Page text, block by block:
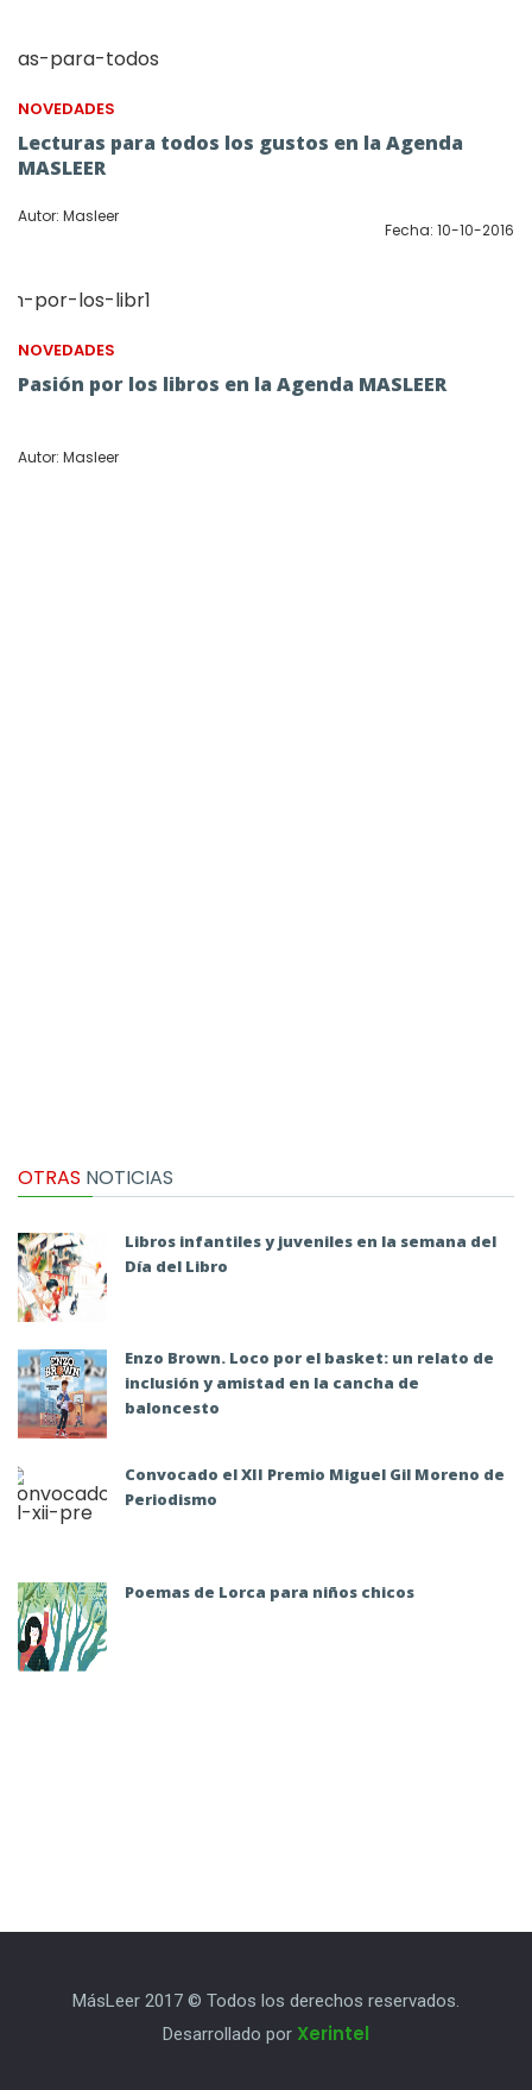
NOVEDADES
Lecturas para todos los gustos en la Agenda
MASLEER
Autor: Masleer
Fecha: 10-10-2016
NOVEDADES
Pasión por los libros en la Agenda MASLEER
Autor: Masleer
OTRAS NOTICIAS
Libros infantiles y juveniles en la semana del
Día del Libro
Enzo Brown. Loco por el basket: un relato de
inclusión y amistad en la cancha de
baloncesto
Convocado el XII Premio Miguel Gil Moreno de
Periodismo
Poemas de Lorca para niños chicos
MásLeer 2017 © Todos los derechos reservados.
Desarrollado por Xerintel